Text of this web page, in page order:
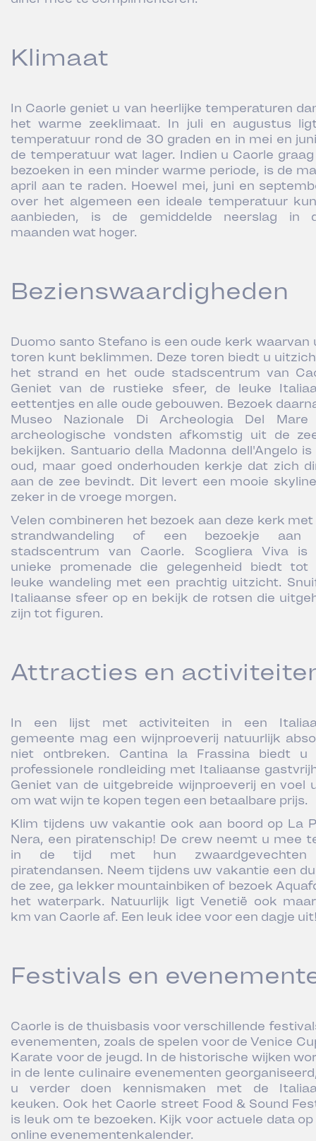
Klimaat
In Caorle geniet u van heerlijke temperaturen
het warme zeeklimaat. In juli en augustus
temperatuur rond de 30 graden en in mei en
de temperatuur wat lager. Indien u Caorle
bezoeken in een minder warme periode, is de
april aan te raden. Hoewel mei, juni en
over het algemeen een ideale temperatuur
aanbieden, is de gemiddelde neerslag in
maanden wat hoger.
Bezienswaardigheden
Duomo santo Stefano is een oude kerk waarvan
toren kunt beklimmen. Deze toren biedt u
het strand en het oude stadscentrum van
Geniet van de rustieke sfeer, de leuke
eettentjes en alle oude gebouwen. Bezoek
Museo Nazionale Di Archeologia Del
archeologische vondsten afkomstig uit de
bekijken. Santuario della Madonna dell'Angelo is
oud, maar goed onderhouden kerkje dat zich
aan de zee bevindt. Dit levert een mooie
zeker in de vroege morgen.
Velen combineren het bezoek aan deze kerk met
strandwandeling of een bezoekje aan
stadscentrum van Caorle. Scogliera Viva is
unieke promenade die gelegenheid biedt tot
leuke wandeling met een prachtig uitzicht.
Italiaanse sfeer op en bekijk de rotsen die
zijn tot figuren.
Attracties en
In een lijst met activiteiten in een
gemeente mag een wijnproeverij natuurlijk
niet ontbreken. Cantina la Frassina biedt u
professionele rondleiding met Italiaanse
Geniet van de uitgebreide wijnproeverij en voel
om wat wijn te kopen tegen een betaalbare prijs.
Klim tijdens uw vakantie ook aan boord op La
Nera, een piratenschip! De crew neemt u mee
in de tijd met hun
piratendansen. Neem tijdens uw vakantie een
de zee, ga lekker mountainbiken of bezoek
het waterpark. Natuurlijk ligt Venetië ook
km van Caorle af. Een leuk idee voor een dagje
Festivals en
Caorle is de thuisbasis voor verschillende
evenementen, zoals de spelen voor de Venice
Karate voor de jeugd. In de historische wijken
in de lente culinaire evenementen
u verder doen kennismaken met de
keuken. Ook het Caorle street Food & Sound
is leuk om te bezoeken. Kijk voor actuele data op
online evenementenkalender.